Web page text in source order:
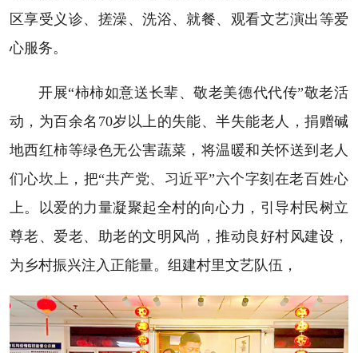
区享受义诊、搓澡、洗浴、就餐、观看文艺演出等爱
心服务。
开展“柿柿如意送长辈、敬老美德代代传”敬老活
动，为百余名70岁以上的失能、半失能老人，捐赠碱
地西红柿等绿色无公害蔬菜，将温暖和关怀送到老人
们心坎上，把“共产党、习近平”六个字刻在老百姓心
上。以爱的力量凝聚起全村的向心力，引导村民树立
尊老、爱老、助老的文明风尚，推动良好村风建设，
为乡村振兴注入正能量。组建村里文艺队伍，